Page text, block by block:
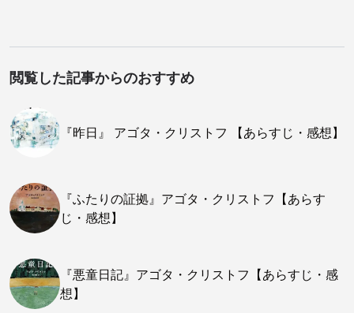
閲覧した記事からのおすすめ
『昨日』 アゴタ・クリストフ 【あらすじ・感想】
『ふたりの証拠』アゴタ・クリストフ【あらす
じ・感想】
『悪童日記』アゴタ・クリストフ【あらすじ・感
想】